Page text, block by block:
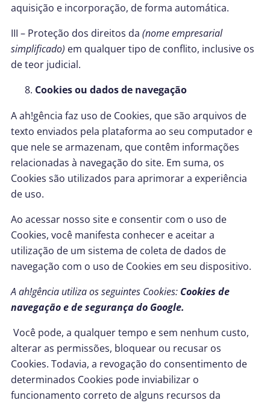
aquisição e incorporação, de forma automática.
III – Proteção dos direitos da (nome empresarial
simplificado) em qualquer tipo de conflito, inclusive os
de teor judicial.
Cookies ou dados de navegação
A ah!gência faz uso de Cookies, que são arquivos de
texto enviados pela plataforma ao seu computador e
que nele se armazenam, que contêm informações
relacionadas à navegação do site. Em suma, os
Cookies são utilizados para aprimorar a experiência
de uso.
Ao acessar nosso site e consentir com o uso de
Cookies, você manifesta conhecer e aceitar a
utilização de um sistema de coleta de dados de
navegação com o uso de Cookies em seu dispositivo.
A ah!gência utiliza os seguintes Cookies: Cookies de
navegação e de segurança do Google.
Você pode, a qualquer tempo e sem nenhum custo,
alterar as permissões, bloquear ou recusar os
Cookies. Todavia, a revogação do consentimento de
determinados Cookies pode inviabilizar o
funcionamento correto de alguns recursos da